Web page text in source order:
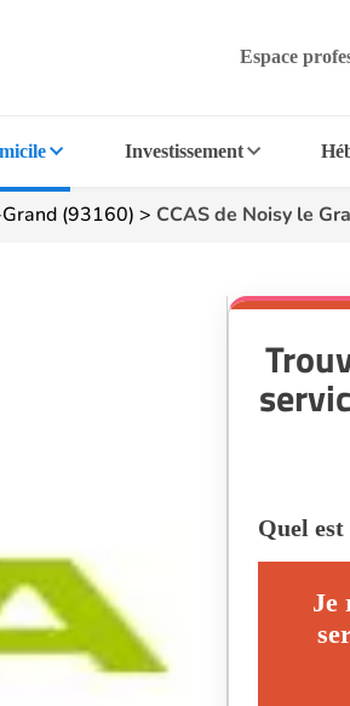
Espace
Investissement
(93160) > CCAS de Noisy le
Quel
Je